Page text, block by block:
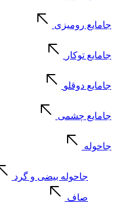
جامایع رومیزی
جامایع توکار
جامایع دوقلو
جامایع چشمی
جاحوله
جاحوله بیضی و گرد
صاف